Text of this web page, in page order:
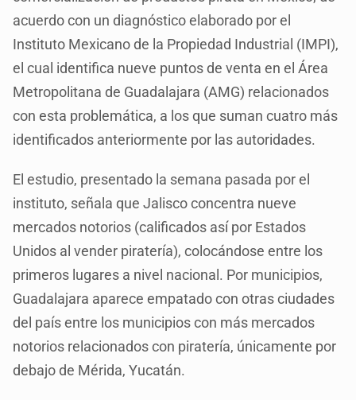
acuerdo con un diagnóstico elaborado por el
Instituto Mexicano de la Propiedad Industrial (IMPI),
el cual identifica nueve puntos de venta en el Área
Metropolitana de Guadalajara (AMG) relacionados
con esta problemática, a los que suman cuatro más
identificados anteriormente por las autoridades.
El estudio, presentado la semana pasada por el
instituto, señala que Jalisco concentra nueve
mercados notorios (calificados así por Estados
Unidos al vender piratería), colocándose entre los
primeros lugares a nivel nacional. Por municipios,
Guadalajara aparece empatado con otras ciudades
del país entre los municipios con más mercados
notorios relacionados con piratería, únicamente por
debajo de Mérida, Yucatán.